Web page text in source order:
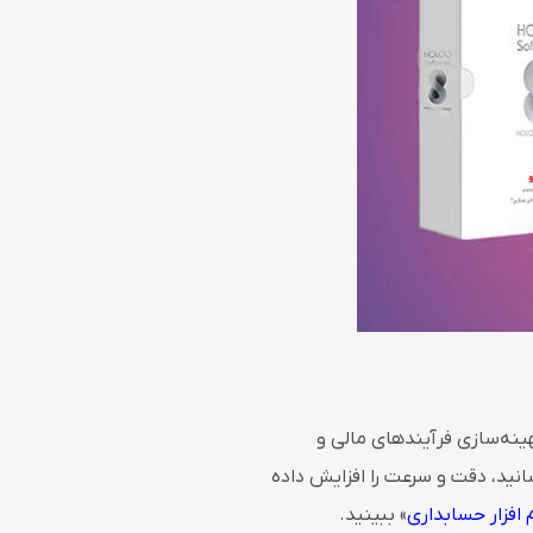
فرآیندهای مالی و
دقت و سرعت را افزایش داده
افزار حسابداری» ببینید.